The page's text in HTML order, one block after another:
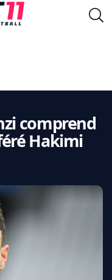
comprend
Hakimi